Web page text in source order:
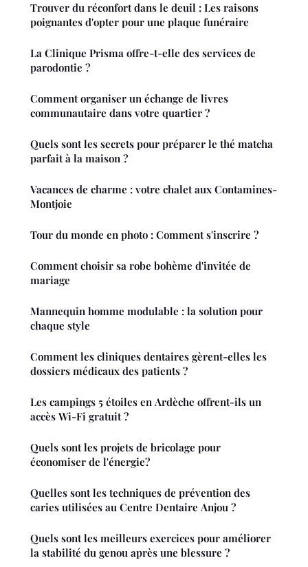
Trouver du réconfort dans le deuil : Les raisons
poignantes d'opter pour une plaque funéraire
La Clinique Prisma offre-t-elle des services de
parodontie ?
Comment organiser un échange de livres
communautaire dans votre quartier ?
Quels sont les secrets pour préparer le thé matcha
parfait à la maison ?
Vacances de charme : votre chalet aux Contamines-
Montjoie
Tour du monde en photo : Comment s'inscrire ?
Comment choisir sa robe bohème d'invitée de
mariage
Mannequin homme modulable : la solution pour
chaque style
Comment les cliniques dentaires gèrent-elles les
dossiers médicaux des patients ?
Les campings 5 étoiles en Ardèche offrent-ils un
accès Wi-Fi gratuit ?
Quels sont les projets de bricolage pour
économiser de l'énergie?
Quelles sont les techniques de prévention des
caries utilisées au Centre Dentaire Anjou ?
Quels sont les meilleurs exercices pour améliorer
la stabilité du genou après une blessure ?